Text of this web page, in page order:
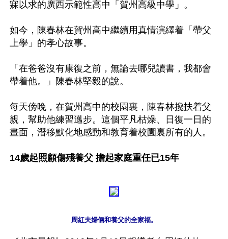
寐以求的廣西示範性高中「賀州高級中學」。
如今，陳春林在賀州高中繼續用真情演繹着「帶父
上學」的孝心故事。
「在爸爸沒有康復之前，無論去哪兒讀書，我都會
帶着他。」陳春林堅毅的說。
每天傍晚，在賀州高中的校園裏，陳春林攙扶着父
親，幫助他練習邁步。這個平凡枯燥、日復一日的
畫面，潛移默化地感動和教育着校園裏所有的人。
14歲起照顧傷殘養父 擔起家庭重任已15年